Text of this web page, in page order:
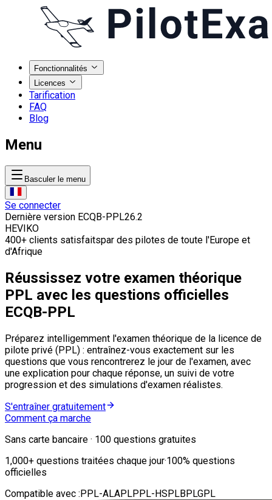
Fonctionnalités
Licences
Tarification
FAQ
Blog
Menu
Basculer le menu
Se connecter
Dernière version ECQB-PPL26.2
HEVIKO
400+ clients satisfaitspar des pilotes de toute l'Europe et
d'Afrique
Réussissez votre examen théorique
PPL avec les questions officielles
ECQB-PPL
Préparez intelligemment l'examen théorique de la licence de
pilote privé (PPL) : entraînez-vous exactement sur les
questions que vous rencontrerez le jour de l'examen, avec
une explication pour chaque réponse, un suivi de votre
progression et des simulations d'examen réalistes.
S'entraîner gratuitement
Comment ça marche
Sans carte bancaire · 100 questions gratuites
1,000+ questions traitées chaque jour·100% questions
officielles
Compatible avec :PPL-ALAPLPPL-HSPLBPLGPL